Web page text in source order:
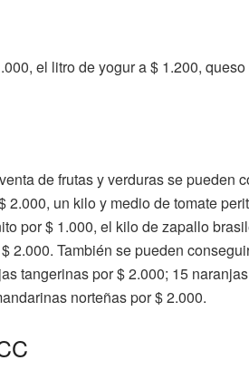
el litro de yogur a $ 1.200,
de frutas y verduras se pueden
un kilo y medio de tomate
por $ 1.000, el kilo de zapallo
2.000. También se pueden
tangerinas por $ 2.000; 15
norteñas por $ 2.000.